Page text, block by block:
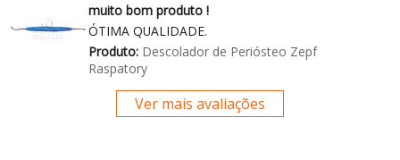
muito bom produto !
ÓTIMA QUALIDADE.
Produto:Descolador de Periósteo Zepf
Raspatory
Ver mais avaliações